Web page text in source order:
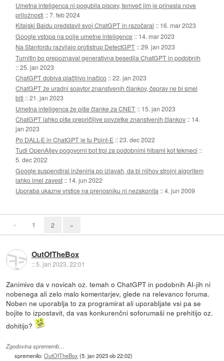
Umetna inteligenca ni pogubila piscev, temveč jim je prinesla nove
priložnosti ::7. feb 2024
Kitajski Baidu predstavil svoj ChatGPT in razočaral :: 16. mar 2023
Google vstopa na polje umetne inteligence :: 14. mar 2023
Na Stanfordu razvijajo protistrup DetectGPT ::29. jan 2023
Turnitin bo prepoznaval generativna besedila ChatGPT in podobnih
::25. jan 2023
ChatGPT dobiva plačljivo inačico ::22. jan 2023
ChatGPT že uradni soavtor znanstvenih člankov, čeprav ne bi smel
biti ::21. jan 2023
Umetna inteligenca že piše članke za CNET :: 15. jan 2023
ChatGPT lahko piše prepričljive povzetke znanstvenih člankov :: 14.
jan 2023
Po DALL-E in ChatGPT je tu Point-E ::23. dec 2022
Tudi OpenAIjev pogovorni bot trpi za podobnimi hibami kot tekmeci ::
5. dec 2022
Google suspendiral inženirja po izjavah, da bi njihov strojni algoritem
lahko imel zavest :: 14. jun 2022
Uporaba ukazne vrstice na prenosniku ni nezakonita ::4. jun 2009
« 1 2 »
OutOfTheBox
::5. jan 2023, 22:01
Zanimivo da v novicah oz. temah o ChatGPT in podobnih AI-jih ni
nobenega ali zelo malo komentarjev, glede na relevanco foruma.
Noben ne uporablja to za programirat ali uporabljate vsi pa se
bojite to izpostavit, da vas konkurenčni soforumaši ne prehitijo oz.
dohitijo?
Zgodovina sprememb…
spremenilo:OutOfTheBox (5. jan 2023 ob 22:02)